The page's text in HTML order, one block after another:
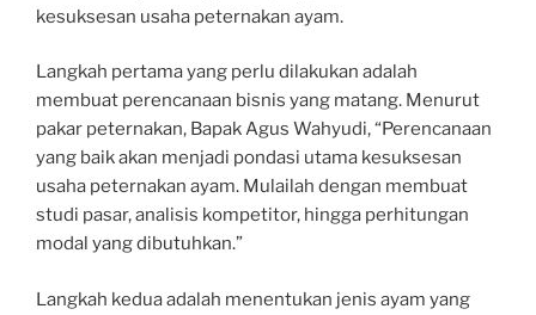
kesuksesan usaha peternakan ayam.
Langkah pertama yang perlu dilakukan adalah
membuat perencanaan bisnis yang matang. Menurut
pakar peternakan, Bapak Agus Wahyudi, “Perencanaan
yang baik akan menjadi pondasi utama kesuksesan
usaha peternakan ayam. Mulailah dengan membuat
studi pasar, analisis kompetitor, hingga perhitungan
modal yang dibutuhkan.”
Langkah kedua adalah menentukan jenis ayam yang